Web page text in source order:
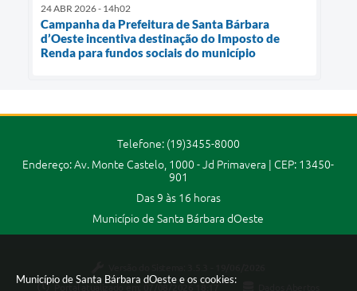
Município de Santa Bárbara dOeste e os cookies:
24 ABR 2026 - 14h02
Campanha da Prefeitura de Santa Bárbara
d’Oeste incentiva destinação do Imposto de
Renda para fundos sociais do município
Telefone: (19)3455-8000
Endereço: Av. Monte Castelo, 1000 - Jd Primavera | CEP: 13450-
901
Das 9 às 16 horas
Município de Santa Bárbara dOeste